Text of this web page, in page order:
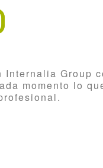
Group
momento lo